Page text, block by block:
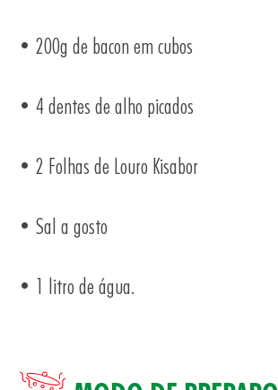
• 200g de bacon em cubos
• 4 dentes de alho picados
• 2 Folhas de Louro Kisabor
• Sal a gosto
• 1 litro de água.